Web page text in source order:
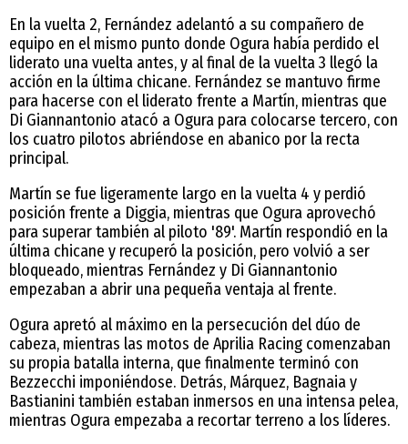
En la vuelta 2, Fernández adelantó a su compañero de
equipo en el mismo punto donde Ogura había perdido el
liderato una vuelta antes, y al final de la vuelta 3 llegó la
acción en la última chicane. Fernández se mantuvo firme
para hacerse con el liderato frente a Martín, mientras que
Di Giannantonio atacó a Ogura para colocarse tercero, con
los cuatro pilotos abriéndose en abanico por la recta
principal.
Martín se fue ligeramente largo en la vuelta 4 y perdió
posición frente a Diggia, mientras que Ogura aprovechó
para superar también al piloto '89'. Martín respondió en la
última chicane y recuperó la posición, pero volvió a ser
bloqueado, mientras Fernández y Di Giannantonio
empezaban a abrir una pequeña ventaja al frente.
Ogura apretó al máximo en la persecución del dúo de
cabeza, mientras las motos de Aprilia Racing comenzaban
su propia batalla interna, que finalmente terminó con
Bezzecchi imponiéndose. Detrás, Márquez, Bagnaia y
Bastianini también estaban inmersos en una intensa pelea,
mientras Ogura empezaba a recortar terreno a los líderes.